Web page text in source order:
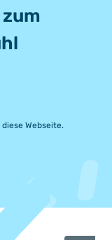
diese Webseite.